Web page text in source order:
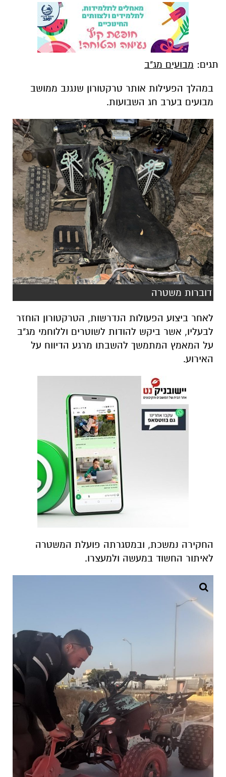
תגים: מבועים מג"ב
במהלך הפעילות אותר טרקטורון שנגנב ממושב
מבועים בערב חג השבועות.
דוברות משטרה
לאחר ביצוע הפעולות הנדרשות, הטרקטורון הוחזר
לבעליו, אשר ביקש להודות לשוטרים וללוחמי מג"ב
על המאמץ המתמשך להשבתו מרגע הדיווח על
האירוע.
החקירה נמשכת, ובמסגרתה פועלת המשטרה
לאיתור החשוד במעשה ולמעצרו.